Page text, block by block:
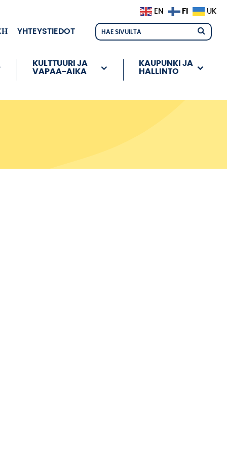
YHTEYSTIEDOT
KULTTUURI JA
VAPAA-AIKA
KAUPUNKI JA
HALLINTO
EN FI UK